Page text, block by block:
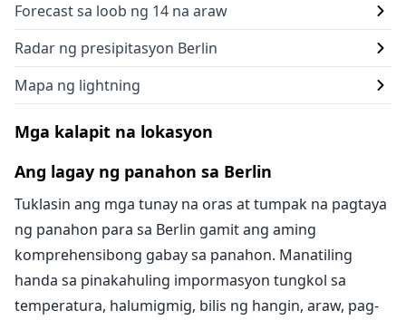
Forecast sa loob ng 14 na araw
Radar ng presipitasyon Berlin
Mapa ng lightning
Mga kalapit na lokasyon
Ang lagay ng panahon sa Berlin
Tuklasin ang mga tunay na oras at tumpak na pagtaya
ng panahon para sa Berlin gamit ang aming
komprehensibong gabay sa panahon. Manatiling
handa sa pinakahuling impormasyon tungkol sa
temperatura, halumigmig, bilis ng hangin, araw, pag-